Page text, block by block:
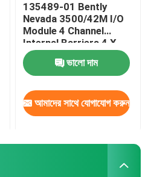
135489-01 Bently
Nevada 3500/42M I/O
Module 4 Channel
Internal Barriers 4 X
Prox/Accel
ভালো দাম
আমাদের সাথে যোগাযোগ করুন